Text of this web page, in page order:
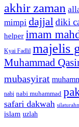
akhir zaman
mimpi dajjal diki
helper imam
Kyai Fadlil majelis
Muhammad
mubasyirat
nabi nabi muhammad
safari dakwah
islam uzlah